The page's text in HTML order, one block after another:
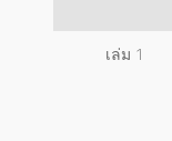
เล่ม 1